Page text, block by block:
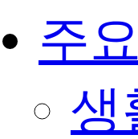
주
생